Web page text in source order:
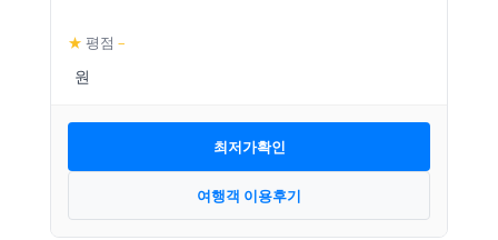
★ 평점 –
최저가확인
여행객 이용후기